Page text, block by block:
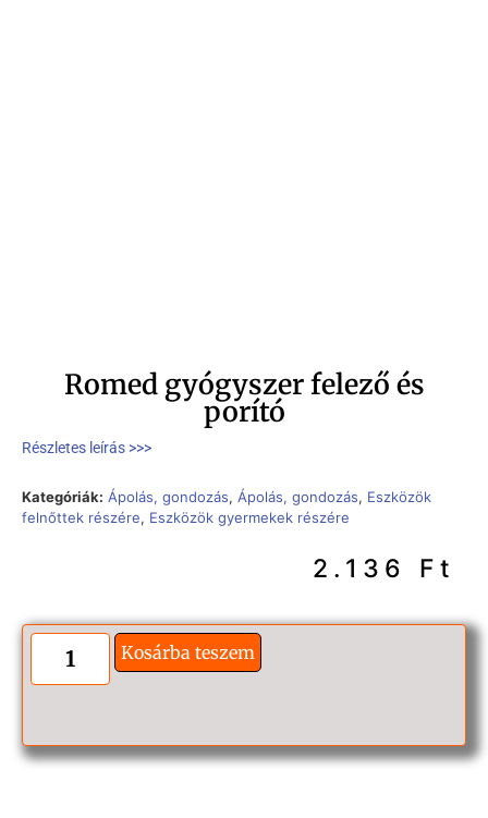
Romed gyógyszer felező és
porító
Részletes leírás >>>
Kategóriák: Ápolás, gondozás, Ápolás, gondozás, Eszközök
felnőttek részére, Eszközök gyermekek részére
2.136 Ft
Kosárba teszem